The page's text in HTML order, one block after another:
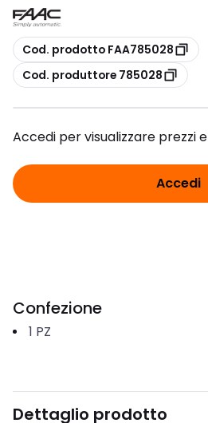
copia
Cod. prodotto FAA785028
copia
Cod. produttore 785028
Accedi per visualizzare prezzi
Accedi
Confezione
1 PZ
Dettaglio prodotto